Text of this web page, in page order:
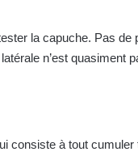
la capuche. Pas
n’est quasiment
consiste à tout